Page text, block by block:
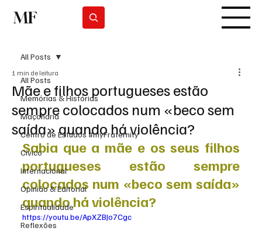
MF
All Posts
Memórias & Histórias
Maçonaria
Centro de Estudos #myFraternity
Cívico
Internacional
Opinião & Editorial
Espiritualidade
Reflexões
All Posts
Mãe e filhos portugueses estão
sempre colocados num «beco sem
saída» quando há violência?
1 min de leitura
Sabia que a mãe e os seus filhos
portugueses estão sempre
colocados num «beco sem saída»
quando há violência?
https://youtu.be/ApXZBJo7Cgc